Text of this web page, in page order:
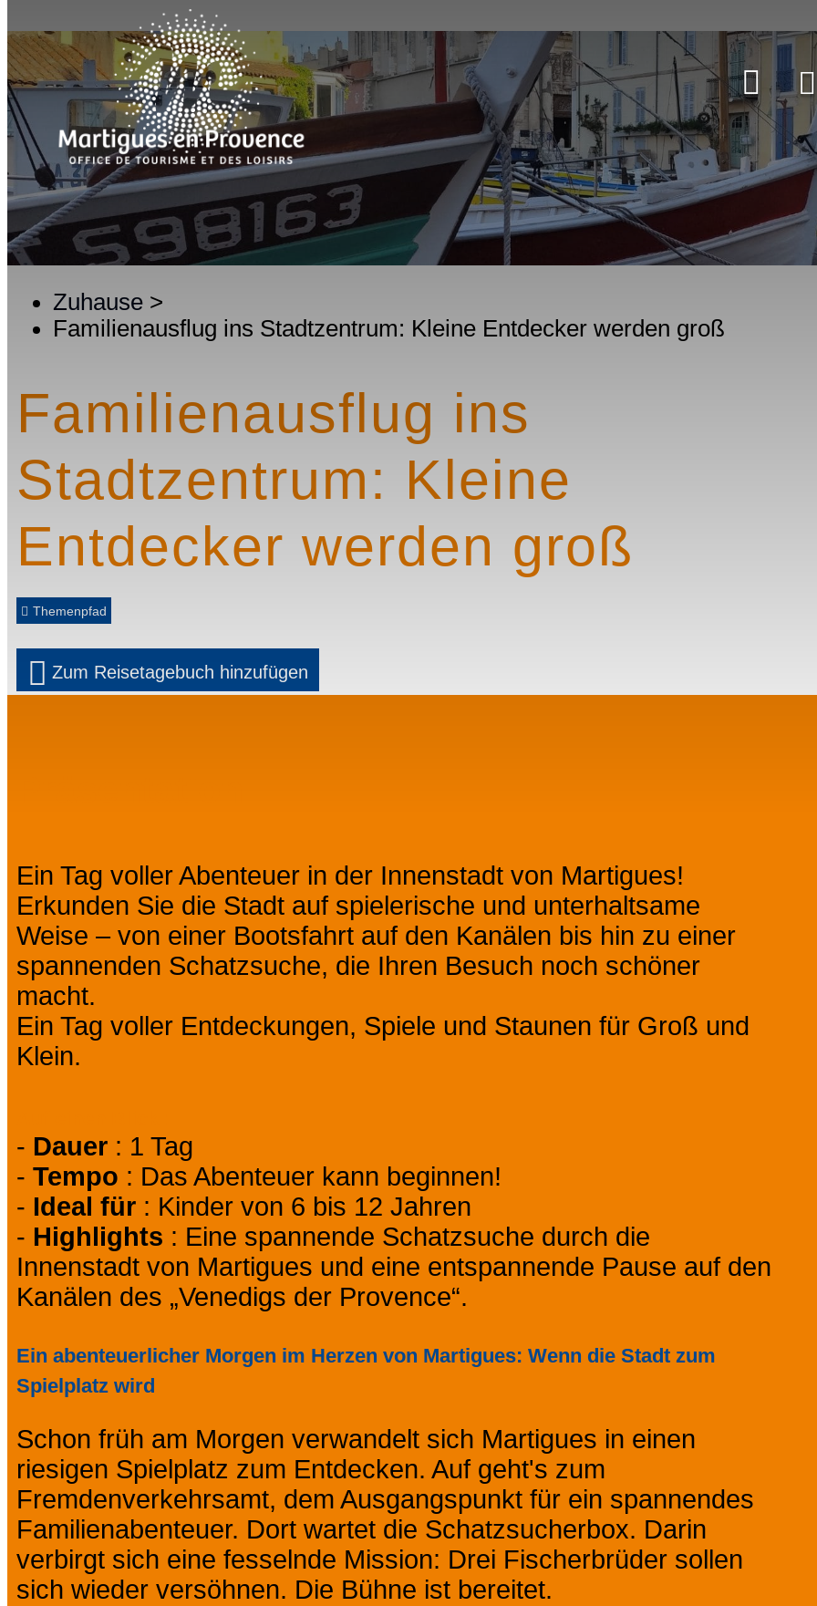
Zuhause >
Familienausflug ins Stadtzentrum: Kleine Entdecker werden groß
Familienausflug ins
Stadtzentrum: Kleine
Entdecker werden groß
Themenpfad
Zum Reisetagebuch hinzufügen
Ein Tag voller Abenteuer in der Innenstadt von Martigues!
Erkunden Sie die Stadt auf spielerische und unterhaltsame
Weise – von einer Bootsfahrt auf den Kanälen bis hin zu einer
spannenden Schatzsuche, die Ihren Besuch noch schöner
macht.
Ein Tag voller Entdeckungen, Spiele und Staunen für Groß und
Klein.
- Dauer : 1 Tag
- Tempo : Das Abenteuer kann beginnen!
- Ideal für : Kinder von 6 bis 12 Jahren
- Highlights : Eine spannende Schatzsuche durch die
Innenstadt von Martigues und eine entspannende Pause auf den
Kanälen des „Venedigs der Provence“.
Ein abenteuerlicher Morgen im Herzen von Martigues: Wenn die Stadt zum
Spielplatz wird
Schon früh am Morgen verwandelt sich Martigues in einen
riesigen Spielplatz zum Entdecken. Auf geht's zum
Fremdenverkehrsamt, dem Ausgangspunkt für ein spannendes
Familienabenteuer. Dort wartet die Schatzsucherbox. Darin
verbirgt sich eine fesselnde Mission: Drei Fischerbrüder sollen
sich wieder versöhnen. Die Bühne ist bereitet.
PrevNext